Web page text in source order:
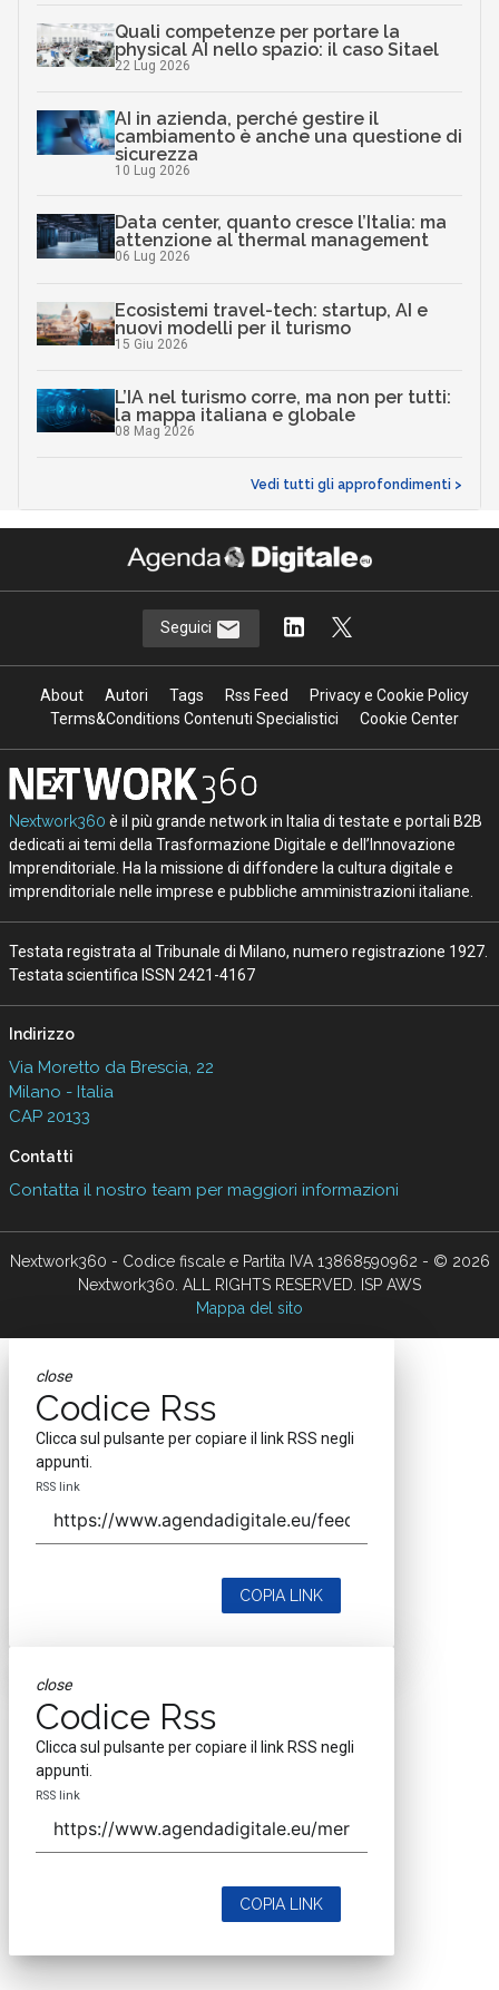
Quali competenze per portare la
physical AI nello spazio: il caso Sitael
22 Lug 2026
AI in azienda, perché gestire il
cambiamento è anche una questione di
sicurezza
10 Lug 2026
Data center, quanto cresce l’Italia: ma
attenzione al thermal management
06 Lug 2026
Ecosistemi travel-tech: startup, AI e
nuovi modelli per il turismo
15 Giu 2026
L’IA nel turismo corre, ma non per tutti:
la mappa italiana e globale
08 Mag 2026
Vedi tutti gli approfondimenti >
Seguici
About Autori Tags Rss Feed
Privacy e Cookie Policy
Terms&Conditions Contenuti Specialistici
Cookie Center
Nextwork360 è il più grande network in Italia di testate e portali B2B
dedicati ai temi della Trasformazione Digitale e dell’Innovazione
Imprenditoriale. Ha la missione di diffondere la cultura digitale e
imprenditoriale nelle imprese e pubbliche amministrazioni italiane.
Testata registrata al Tribunale di Milano, numero registrazione 1927.
Testata scientifica ISSN 2421-4167
Indirizzo
Via Moretto da Brescia, 22
Milano - Italia
CAP 20133
Contatti
Contatta il nostro team per maggiori informazioni
Nextwork360 - Codice fiscale e Partita IVA 13868590962 - © 2026
Nextwork360. ALL RIGHTS RESERVED. ISP AWS
Mappa del sito
close
Codice Rss
Clicca sul pulsante per copiare il link RSS negli
appunti.
RSS link
COPIA LINK
close
Codice Rss
Clicca sul pulsante per copiare il link RSS negli
appunti.
RSS link
COPIA LINK